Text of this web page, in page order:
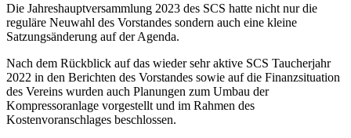
Die Jahreshauptversammlung 2023 des SCS hatte nicht nur die
reguläre Neuwahl des Vorstandes sondern auch eine kleine
Satzungsänderung auf der Agenda.
Nach dem Rückblick auf das wieder sehr aktive SCS Taucherjahr
2022 in den Berichten des Vorstandes sowie auf die Finanzsituation
des Vereins wurden auch Planungen zum Umbau der
Kompressoranlage vorgestellt und im Rahmen des
Kostenvoranschlages beschlossen.